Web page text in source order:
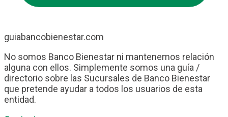
guiabancobienestar.com
No somos Banco Bienestar ni mantenemos relación
alguna con ellos. Simplemente somos una guía /
directorio sobre las Sucursales de Banco Bienestar
que pretende ayudar a todos los usuarios de esta
entidad.